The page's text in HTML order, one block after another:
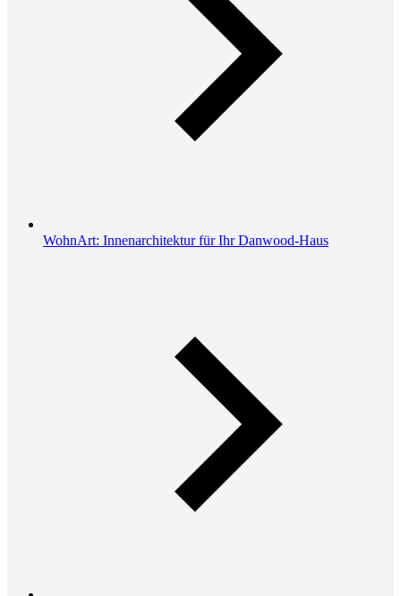
WohnArt: Innenarchitektur für Ihr Danwood-Haus